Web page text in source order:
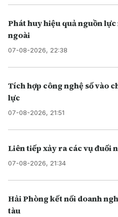
Phát huy hiệu quả nguồn
ngoài
07-08-2026, 22:38
Tích hợp công nghệ số vào
lực
07-08-2026, 21:51
Liên tiếp xảy ra các vụ đuối
07-08-2026, 21:34
Hải Phòng kết nối doanh
tàu